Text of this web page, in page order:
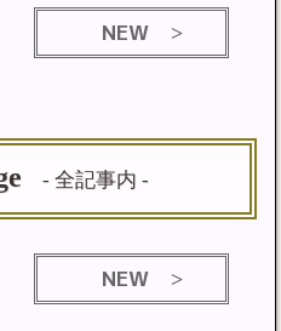
NEW
- 全記事内 -
NEW